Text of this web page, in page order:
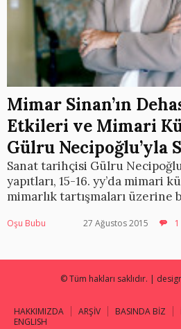
Mimar Sinan’ın
Etkileri ve Mimari
Gülru Necipoğlu’yla
Sanat tarihçisi Gülru
yapıtları, 15-16. yy’da mimari
mimarlık tartışmaları üzerine
Oşu Bubu 27 Ağustos 2015 1
© Tüm hakları saklıdır. |
HAKKIMIZDA ARŞİV BASINDA BİZ
ENGLISH